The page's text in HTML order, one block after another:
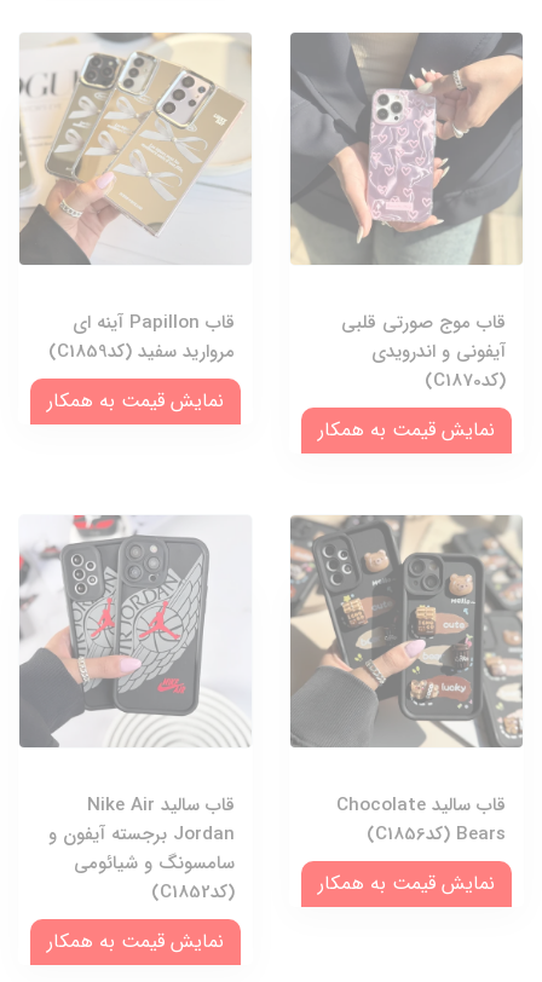
قاب موج صورتی قلبی
آیفونی و اندرویدی
(کدC1870)
نمایش قیمت به همکار
قاب Papillon آینه ای
مروارید سفید (کدC1859)
نمایش قیمت به همکار
قاب سالید Chocolate
Bears (کدC1856)
نمایش قیمت به همکار
قاب سالید Nike Air
Jordan برجسته آیفون و
سامسونگ و شیائومی
(کدC1852)
نمایش قیمت به همکار